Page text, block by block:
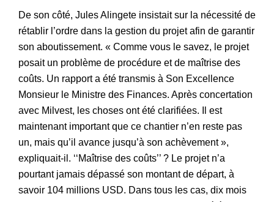
De son côté, Jules Alingete insistait sur la nécessité de
rétablir l’ordre dans la gestion du projet afin de garantir
son aboutissement. « Comme vous le savez, le projet
posait un problème de procédure et de maîtrise des
coûts. Un rapport a été transmis à Son Excellence
Monsieur le Ministre des Finances. Après concertation
avec Milvest, les choses ont été clarifiées. Il est
maintenant important que ce chantier n’en reste pas
un, mais qu’il avance jusqu’à son achèvement »,
expliquait-il. ‘‘Maîtrise des coûts’’ ? Le projet n’a
pourtant jamais dépassé son montant de départ, à
savoir 104 millions USD. Dans tous les cas, dix mois